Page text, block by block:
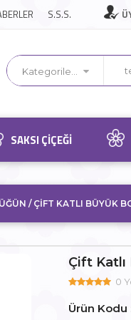
S.S.S.
SAKSI ÇIÇEĞI
/ ÇIFT KATLI BÜYÜK
Çift
0
Ürün Kodu